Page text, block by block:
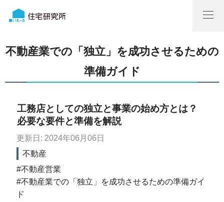
不動産業での「独立」を成功させるための
準備ガイド
工務店としての独立と事業の始め方とは？
必要な要件と準備を解説
更新日: 2024年06月06日
不動産
不動産営業
不動産業での「独立」を成功させるための準備ガイ
ド